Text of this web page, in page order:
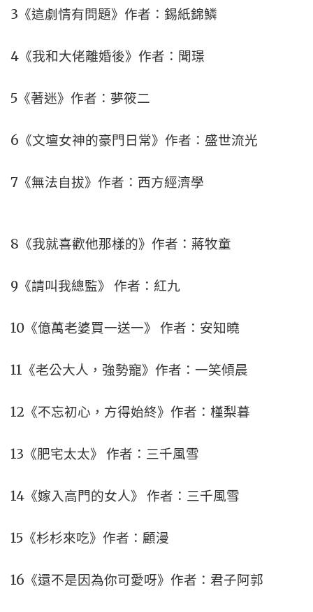
3《這劇情有問題》作者：錫紙錦鱗
4《我和大佬離婚後》作者：聞璟
5《著迷》作者：夢筱二
6《文壇女神的豪門日常》作者：盛世流光
7《無法自拔》作者：西方經濟學
8《我就喜歡他那樣的》作者：蔣牧童
9《請叫我總監》 作者：紅九
10《億萬老婆買一送一》 作者：安知曉
11《老公大人，強勢寵》作者：一笑傾晨
12《不忘初心，方得始終》作者：槿梨暮
13《肥宅太太》 作者：三千風雪
14《嫁入高門的女人》 作者：三千風雪
15《杉杉來吃》作者：顧漫
16《還不是因為你可愛呀》作者：君子阿郭